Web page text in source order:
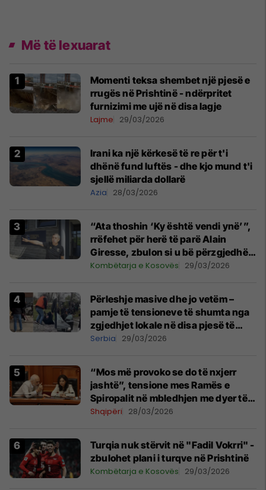
Më të lexuarat
Momenti teksa shembet një pjesë e
rrugës në Prishtinë - ndërpritet
furnizimi me ujë në disa lagje
Lajme 29/03/2026
Irani ka një kërkesë të re për t'i
dhënë fund luftës - dhe kjo mund t'i
sjellë miliarda dollarë
Azia 28/03/2026
“Ata thoshin ‘Ky është vendi ynë’”,
rrëfehet për herë të parë Alain
Giresse, zbulon si u bë përzgjedhës
i Kosovës
Kombëtarja e Kosovës 29/03/2026
Përleshje masive dhe jo vetëm –
pamje të tensioneve të shumta nga
zgjedhjet lokale në disa pjesë të
Serbisë
Serbia 29/03/2026
“Mos më provoko se do të nxjerr
jashtë”, tensione mes Ramës e
Spiropalit në mbledhjen me dyer të
mbyllura
Shqipëri 28/03/2026
Turqia nuk stërvit në "Fadil Vokrri" -
zbulohet plani i turqve në Prishtinë
Kombëtarja e Kosovës 29/03/2026